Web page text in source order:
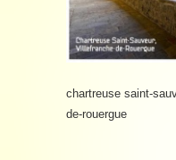
chartreuse saint-
de-rouergue